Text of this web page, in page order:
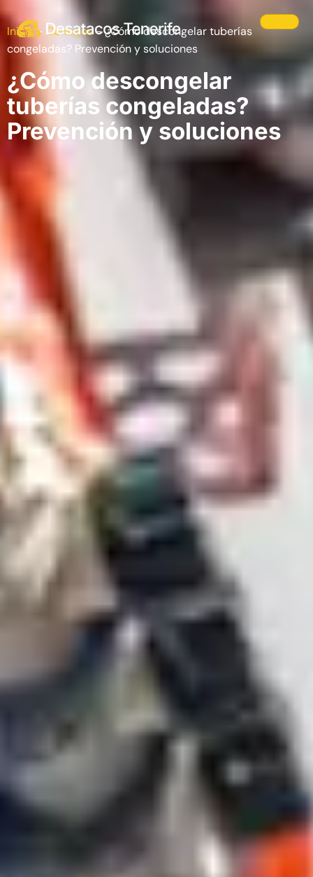
Inicio- Consejos-¿Cómo descongelar tuberías
congeladas? Prevención y soluciones
¿Cómo descongelar
tuberías congeladas?
Prevención y soluciones